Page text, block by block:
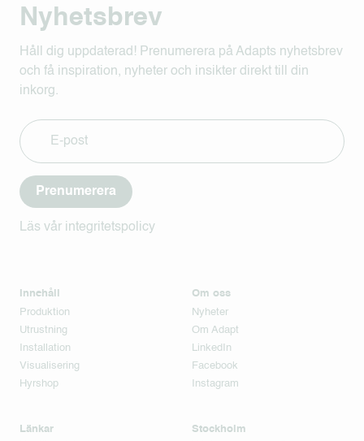
Nyhetsbrev
Håll dig uppdaterad! Prenumerera på Adapts nyhetsbrev
och få inspiration, nyheter och insikter direkt till din
inkorg.
Prenumerera
Läs vår integritetspolicy
Innehåll
Produktion
Utrustning
Installation
Visualisering
Hyrshop
Om oss
Nyheter
Om Adapt
LinkedIn
Facebook
Instagram
Länkar
Stockholm